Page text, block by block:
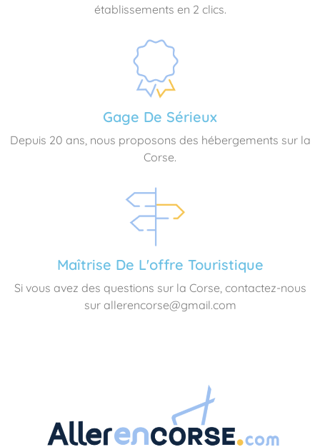
établissements en 2 clics.
Gage De Sérieux
Depuis 20 ans, nous proposons des hébergements sur la
Corse.
Maîtrise De L'offre Touristique
Si vous avez des questions sur la Corse, contactez-nous
sur allerencorse@gmail.com